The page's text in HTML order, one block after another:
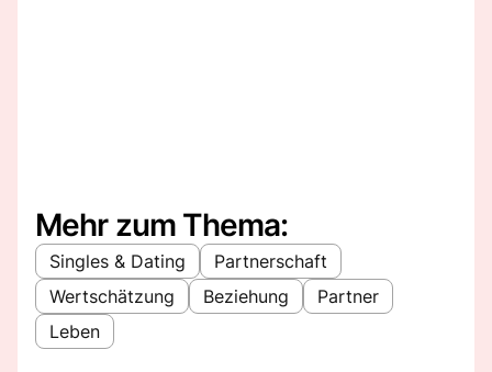
Mehr zum Thema:
Singles & Dating
Partnerschaft
Wertschätzung
Beziehung
Partner
Leben